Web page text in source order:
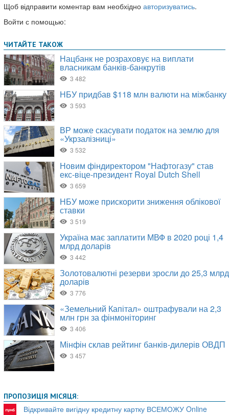
Щоб відправити коментар вам необхідно авторизуватись.
Войти с помощью:
ПРОПОЗИЦІЯ МІСЯЦЯ:
Відкривайте вигідну кредитну картку ВСЕМОЖУ Online